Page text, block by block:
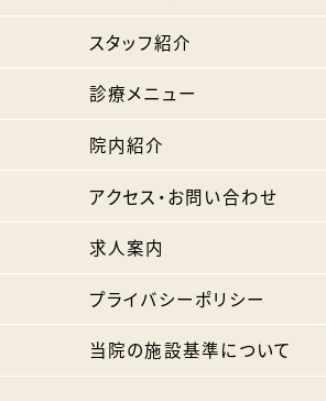
スタッフ紹介
診療メニュー
院内紹介
アクセス・お問い合わせ
求人案内
プライバシーポリシー
当院の施設基準について